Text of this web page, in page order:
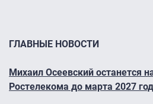
ГЛАВНЫЕ НОВОСТИ
Михаил Осеевский останется
Ростелекома до марта 2027